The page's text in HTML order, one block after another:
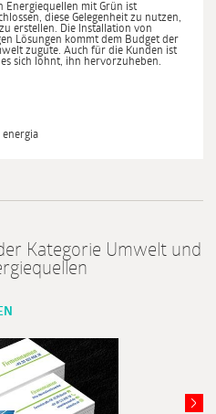
Energiequellen mit Grün ist
diese Gelegenheit zu nutzen,
erstellen. Die Installation von
Lösungen kommt dem Budget der
zugute. Auch für die Kunden ist
sich lohnt, ihn hervorzuheben.
energia
Kategorie Umwelt und